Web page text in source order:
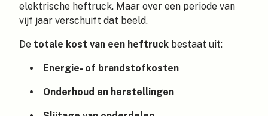
elektrische heftruck. Maar over een periode van
vijf jaar verschuift dat beeld.
De totale kost van een heftruck bestaat uit:
Energie- of brandstofkosten
Onderhoud en herstellingen